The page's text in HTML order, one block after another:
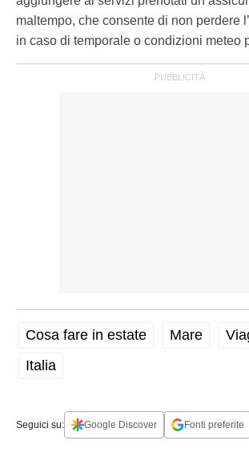
maltempo, che consente di non perdere
in caso di temporale o condizioni meteo
Cosa fare in estate Mare
Italia
Seguici su: Google Discover Fonti preferite